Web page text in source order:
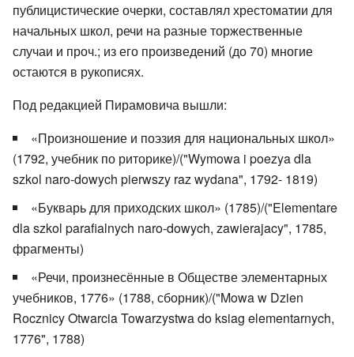
публицистические очерки, составлял хрестоматии для
начальных школ, речи на разные торжественные
случаи и проч.; из его произведений (до 70) многие
остаются в рукописях.
Под редакцией Пирамовича вышли:
«Произношение и поэзия для национальных школ»
(1792, учебник по риторике)/("Wymowa i poezya dla
szkol naro-dowych pierwszy raz wydana", 1792- 1819)
«Букварь для приходских школ» (1785)/("Elementare
dla szkol parafialnych naro-dowych, zawierajacy", 1785,
фрагменты)
«Речи, произнесённые в Обществе элементарных
учебников, 1776» (1788, сборник)/("Mowa w Dzien
Rocznicy Otwarcia Towarzystwa do ksiag elementarnych,
1776", 1788)